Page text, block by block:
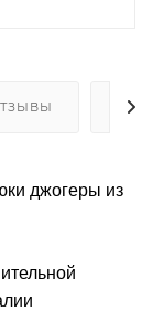
джогеры из